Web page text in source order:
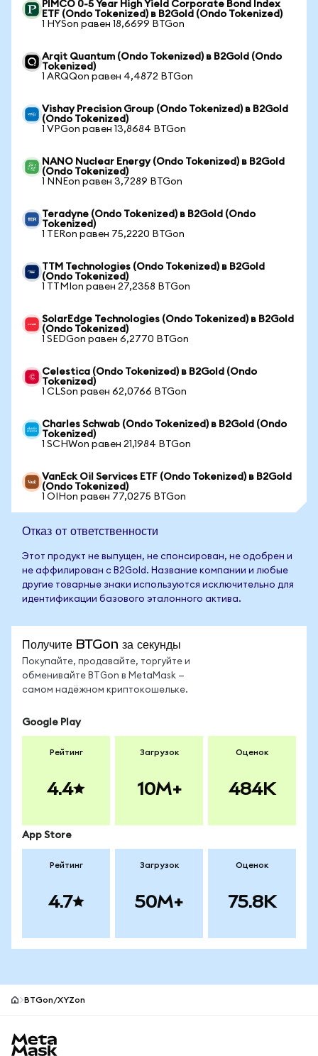
PIMCO 0-5 Year High Yield Corporate Bond Index
ETF (Ondo Tokenized) в B2Gold (Ondo Tokenized)
1 HYSon равен 18,6699 BTGon
Arqit Quantum (Ondo Tokenized) в B2Gold (Ondo
Tokenized)
1 ARQQon равен 4,4872 BTGon
Vishay Precision Group (Ondo Tokenized) в B2Gold
(Ondo Tokenized)
1 VPGon равен 13,8684 BTGon
NANO Nuclear Energy (Ondo Tokenized) в B2Gold
(Ondo Tokenized)
1 NNEon равен 3,7289 BTGon
Teradyne (Ondo Tokenized) в B2Gold (Ondo
Tokenized)
1 TERon равен 75,2220 BTGon
TTM Technologies (Ondo Tokenized) в B2Gold
(Ondo Tokenized)
1 TTMIon равен 27,2358 BTGon
SolarEdge Technologies (Ondo Tokenized) в B2Gold
(Ondo Tokenized)
1 SEDGon равен 6,2770 BTGon
Celestica (Ondo Tokenized) в B2Gold (Ondo
Tokenized)
1 CLSon равен 62,0766 BTGon
Charles Schwab (Ondo Tokenized) в B2Gold (Ondo
Tokenized)
1 SCHWon равен 21,1984 BTGon
VanEck Oil Services ETF (Ondo Tokenized) в B2Gold
(Ondo Tokenized)
1 OIHon равен 77,0275 BTGon
Отказ от ответственности
Этот продукт не выпущен, не спонсирован, не одобрен и
не аффилирован с B2Gold. Название компании и любые
другие товарные знаки используются исключительно для
идентификации базового эталонного актива.
Получите BTGon за секунды
Покупайте, продавайте, торгуйте и
обменивайте BTGon в MetaMask —
самом надёжном криптокошельке.
Google Play
Рейтинг
4.4
Загрузок
10M+
Оценок
484K
App Store
Рейтинг
4.7
Загрузок
50M+
Оценок
75.8K
BTGon/XYZon